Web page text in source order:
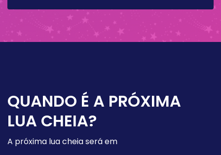
QUANDO É A PRÓXIMA
LUA CHEIA?
A próxima lua cheia será em